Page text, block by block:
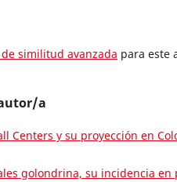
similitud avanzada para este
a
Centers y su proyección en
golondrina, su incidencia en